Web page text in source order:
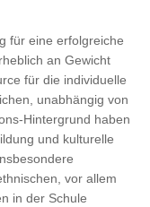
für eine erfolgreiche
an Gewicht
für die individuelle
unabhängig von
Hintergrund haben
und kulturelle
vor allem
in der Schule